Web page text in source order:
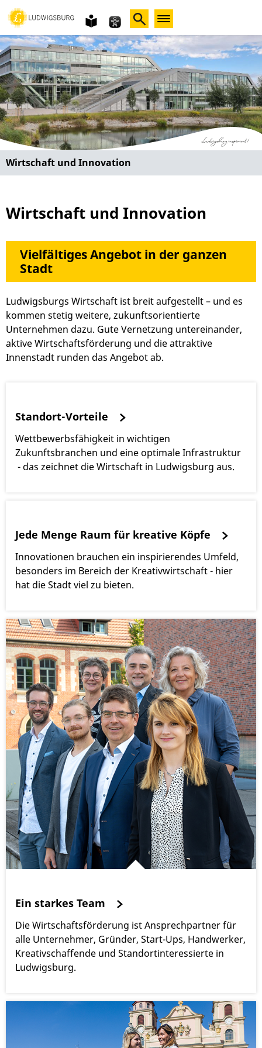
Gebärdensprache
leichte
Sprache
Wirtschaft und Innovation
Wirtschaft und Innovation
Vielfältiges Angebot in der ganzen
Stadt
Ludwigsburgs Wirtschaft ist breit aufgestellt – und es
kommen stetig weitere, zukunftsorientierte
Unternehmen dazu. Gute Vernetzung untereinander,
aktive Wirtschaftsförderung und die attraktive
Innenstadt runden das Angebot ab.
Standort-Vorteile
Wettbewerbsfähigkeit in wichtigen
Zukunftsbranchen und eine optimale Infrastruktur
- das zeichnet die Wirtschaft in Ludwigsburg aus.
Jede Menge Raum für kreative Köpfe
Innovationen brauchen ein inspirierendes Umfeld,
besonders im Bereich der Kreativwirtschaft - hier
hat die Stadt viel zu bieten.
Ein starkes Team
Die Wirtschaftsförderung ist Ansprechpartner für
alle Unternehmer, Gründer, Start-Ups, Handwerker,
Kreativschaffende und Standortinteressierte in
Ludwigsburg.